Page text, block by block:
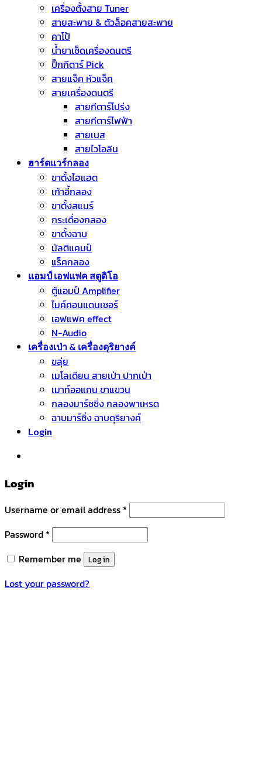
เครื่องตั้งสาย Tuner
สายสะพาย & ตัวล็อคสายสะพาย
คาโป้
น้ำยาเช็ดเครื่องดนตรี
ปิ๊กกีตาร์ Pick
สายแจ็ค หัวแจ็ค
สายเครื่องดนตรี
สายกีตาร์โปร่ง
สายกีตาร์ไฟฟ้า
สายเบส
สายไวโอลิน
ฮาร์ดแวร์กลอง
ขาตั้งไฮแฮต
เก้าอี้กลอง
ขาตั้งสแนร์
กระเดื่องกลอง
ขาตั้งฉาบ
มัลติแคมป์
แร็คกลอง
แอมป์ เอฟแฟค สตูดิโอ
ตู้แอมป์ Amplifier
ไมค์คอนแดนเซอร์
เอฟแฟค effect
N-Audio
เครื่องเป่า & เครื่องดุริยางค์
ขลุ่ย
เมโลเดียน สายเป่า ปากเป่า
เมาท์ออแกน ขาแขวน
กลองมาร์ชชิ่ง กลองพาเหรด
ฉาบมาร์ชิ่ง ฉาบดุริยางค์
Login
Login
Username or email address *
Password *
Remember me
Log in
Lost your password?